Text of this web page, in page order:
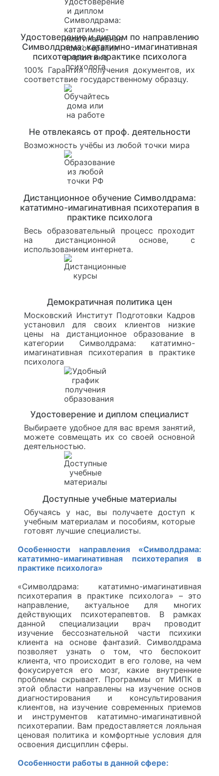
Удостоверение и диплом по направлению
Символдрама: кататимно-имагинативная
психотерапия в практике психолога
100% Гарантия получения документов, их
соответствие государственному образцу.
Не отвлекаясь от проф. деятельности
Возможность учёбы из любой точки мира
Дистанционное обучение Символдрама:
кататимно-имагинативная психотерапия в
практике психолога
Весь образовательный процесс проходит
на дистанционной основе, с
использованием интернета.
Демократичная политика цен
Московский Институт Подготовки Кадров
установил для своих клиентов низкие
цены на дистанционное образование в
категории Символдрама: кататимно-
имагинативная психотерапия в практике
психолога
Удостоверение и диплом специалист
Выбираете удобное для вас время занятий,
можете совмещать их со своей основной
деятельностью.
Доступные учебные материалы
Обучаясь у нас, вы получаете доступ к
учебным материалам и пособиям, которые
готовят лучшие специалисты.
Особенности направления «Символдрама:
кататимно-имагинативная психотерапия в
практике психолога»
«Символдрама: кататимно-имагинативная
психотерапия в практике психолога» – это
направление, актуальное для многих
действующих психотерапевтов. В рамках
данной специализации врач проводит
изучение бессознательной части психики
клиента на основе фантазий. Символдрама
позволяет узнать о том, что беспокоит
клиента, что происходит в его голове, на чем
фокусируется его мозг, какие внутренние
проблемы скрывает. Программы от МИПК в
этой области направлены на изучение основ
диагностирования и консультирования
клиентов, на изучение современных приемов
и инструментов кататимно-имагинативной
психотерапии. Вам предоставляется лояльная
ценовая политика и комфортные условия для
освоения дисциплин сферы.
Особенности работы в данной сфере: